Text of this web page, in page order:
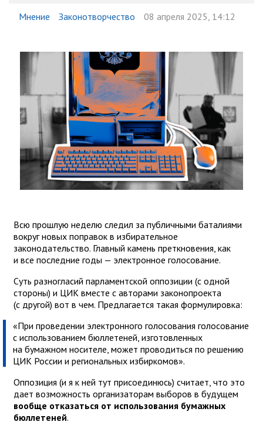
Мнение Законотворчество 08 апреля 2025, 14:12
Всю прошлую неделю следил за публичными баталиями
вокруг новых поправок в избирательное
законодательство. Главный камень преткновения, как
и все последние годы — электронное голосование.
Суть разногласий парламентской оппозиции (с одной
стороны) и ЦИК вместе с авторами законопроекта
(с другой) вот в чем. Предлагается такая формулировка:
«При проведении электронного голосования голосование
с использованием бюллетеней, изготовленных
на бумажном носителе, может проводиться по решению
ЦИК России и региональных избиркомов».
Оппозиция (и я к ней тут присоединюсь) считает, что это
дает возможность организаторам выборов в будущем
вообще отказаться от использования бумажных
бюллетеней.